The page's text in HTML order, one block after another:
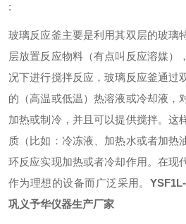
:
玻璃反应釜主要是利用其双层的玻璃
层放置反应物料（有点叫反应溶媒）
况下进行搅拌反应，玻璃反应釜通过
的（高温或低温）热溶液或冷却液，
加热或制冷，并且可以提供搅拌。这
质（比如：冷冻液、加热水或者加热
环反应实现加热或者冷却作用。在现
作为理想的设备而广泛采用。
巩义予华仪器生产厂家